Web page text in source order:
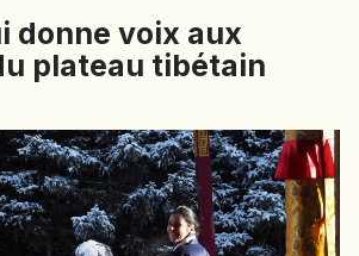
donne voix aux
plateau tibétain